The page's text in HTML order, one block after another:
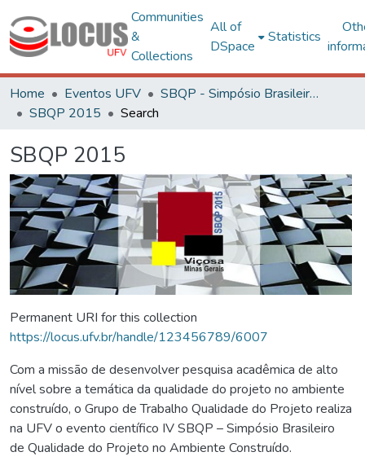
Communities
&
Collections
All of
DSpace
Statistics
Home Eventos UFV
SBQP - Simpósio Brasileiro de Qualidade do Projeto no Ambiente Construído
SBQP 2015
Search
SBQP 2015
Permanent URI for this collection
https://locus.ufv.br/handle/123456789/6007
Com a missão de desenvolver pesquisa acadêmica de alto
nível sobre a temática da qualidade do projeto no ambiente
construído, o Grupo de Trabalho Qualidade do Projeto realiza
na UFV o evento científico IV SBQP – Simpósio Brasileiro
de Qualidade do Projeto no Ambiente Construído.